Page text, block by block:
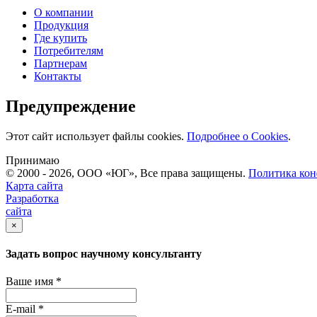
О компании
Продукция
Где купить
Потребителям
Партнерам
Контакты
Предупреждение
Этот сайт использует файлы cookies. Подробнее о Cookies.
Принимаю
© 2000 - 2026, ООО «ЮГ», Все права защищены. Политика
Карта сайта
Разработка
сайта
×
Задать вопрос научному консультанту
Ваше имя *
E-mail *